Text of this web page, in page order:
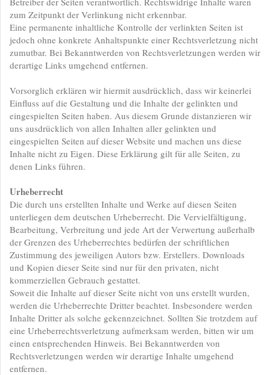
zum Zeitpunkt der Verlinkung nicht erkennbar.
Eine permanente inhaltliche Kontrolle der verlinkten Seiten ist
jedoch ohne konkrete Anhaltspunkte einer Rechtsverletzung nicht
zumutbar. Bei Bekanntwerden von Rechtsverletzungen werden wir
derartige Links umgehend entfernen.
Vorsorglich erklären wir hiermit ausdrücklich, dass wir keinerlei
Einfluss auf die Gestaltung und die Inhalte der gelinkten und
eingespielten Seiten haben. Aus diesem Grunde distanzieren wir
uns ausdrücklich von allen Inhalten aller gelinkten und
eingespielten Seiten auf dieser Website und machen uns diese
Inhalte nicht zu Eigen. Diese Erklärung gilt für alle Seiten, zu
denen Links führen.
Urheberrecht
Die durch uns erstellten Inhalte und Werke auf diesen Seiten
unterliegen dem deutschen Urheberrecht. Die Vervielfältigung,
Bearbeitung, Verbreitung und jede Art der Verwertung außerhalb
der Grenzen des Urheberrechtes bedürfen der schriftlichen
Zustimmung des jeweiligen Autors bzw. Erstellers. Downloads
und Kopien dieser Seite sind nur für den privaten, nicht
kommerziellen Gebrauch gestattet.
Soweit die Inhalte auf dieser Seite nicht von uns erstellt wurden,
werden die Urheberrechte Dritter beachtet. Insbesondere werden
Inhalte Dritter als solche gekennzeichnet. Sollten Sie trotzdem auf
eine Urheberrechtsverletzung aufmerksam werden, bitten wir um
einen entsprechenden Hinweis. Bei Bekanntwerden von
Rechtsverletzungen werden wir derartige Inhalte umgehend
entfernen.